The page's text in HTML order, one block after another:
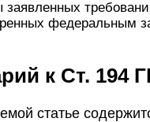
заявленных
федеральным
к Ст. 194
статье